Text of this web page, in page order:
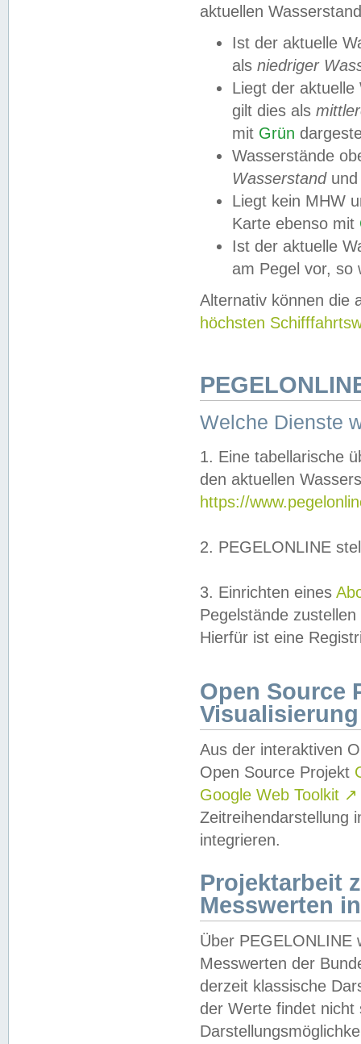
aktuellen
Ist der aktuelle
als niedriger
Liegt der
gilt dies als
mit Grün
Wasserstände
Wasserstandund
Liegt kein MHW
Karte ebenso mit
Ist der aktuelle
am Pegel vor,
Alternativ können die
höchsten
Welche Dienste
1. Eine tabellarische
den aktuellen
https://
2. PEGELONLINE
3. Einrichten eines
Pegelstände
Hierfür ist eine
Open Source
Visualisierung
Aus der interaktiven
Open Source Projekt
Google Web Toolkit ↗
Zeitreihendarstellung
integrieren.
Projektarbeit
Messwerten
Über PEGELONLINE
Messwerten der
derzeit klassische
der Werte findet